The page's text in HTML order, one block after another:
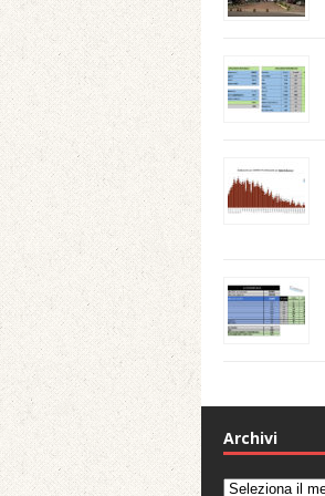
Archivi
Archivi